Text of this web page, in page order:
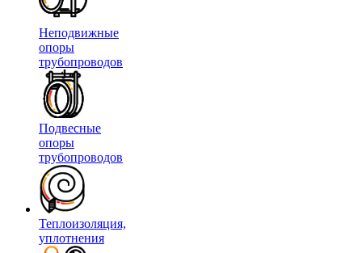
Неподвижные
опоры
трубопроводов
Подвесные
опоры
трубопроводов
Теплоизоляция,
уплотнения